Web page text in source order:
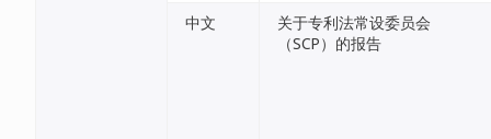
中文
关于专利法常设委员会
（SCP）的报告